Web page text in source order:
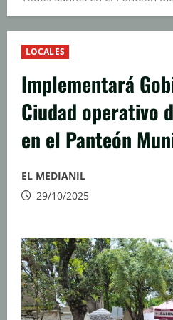
LOCALES
Implementará
Ciudad operativo
en el Panteón
EL MEDIANIL
29/10/2025